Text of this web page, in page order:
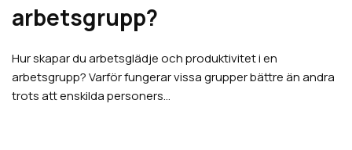
arbetsgrupp?
Hur skapar du arbetsglädje och produktivitet i en
arbetsgrupp? Varför fungerar vissa grupper bättre än andra
trots att enskilda personers…